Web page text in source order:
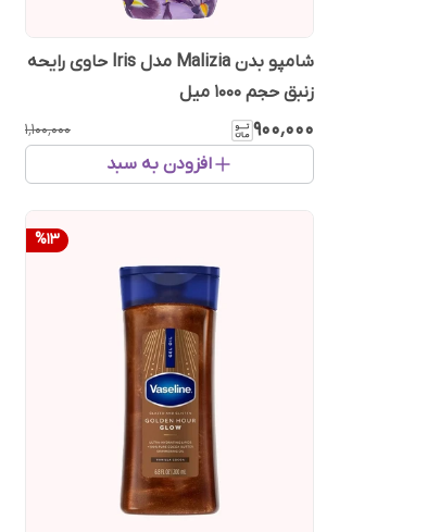
شامپو بدن Malizia مدل Iris حاوی رایحه
زنبق حجم 1000 میل
۹۰۰٬۰۰۰ ۱٬۱۰۰٬۰۰۰
افزودن به سبد
%13